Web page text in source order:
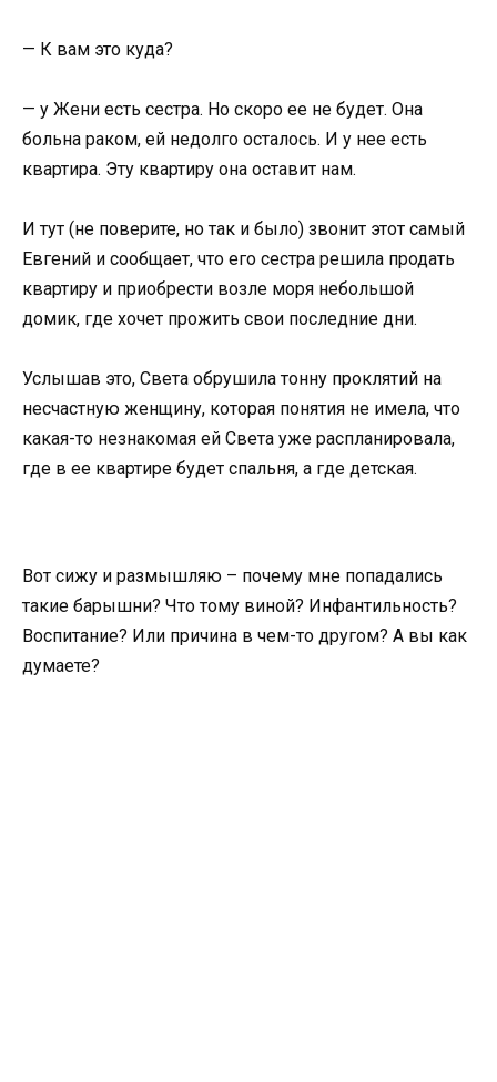
— К вам это куда?
— у Жени есть сестра. Но скоро ее не будет. Она
больна раком, ей недолго осталось. И у нее есть
квартира. Эту квартиру она оставит нам.
И тут (не поверите, но так и было) звонит этот самый
Евгений и сообщает, что его сестра решила продать
квартиру и приобрести возле моря небольшой
домик, где хочет прожить свои последние дни.
Услышав это, Света обрушила тонну проклятий на
несчастную женщину, которая понятия не имела, что
какая-то незнакомая ей Света уже распланировала,
где в ее квартире будет спальня, а где детская.
Вот сижу и размышляю – почему мне попадались
такие барышни? Что тому виной? Инфантильность?
Воспитание? Или причина в чем-то другом? А вы как
думаете?